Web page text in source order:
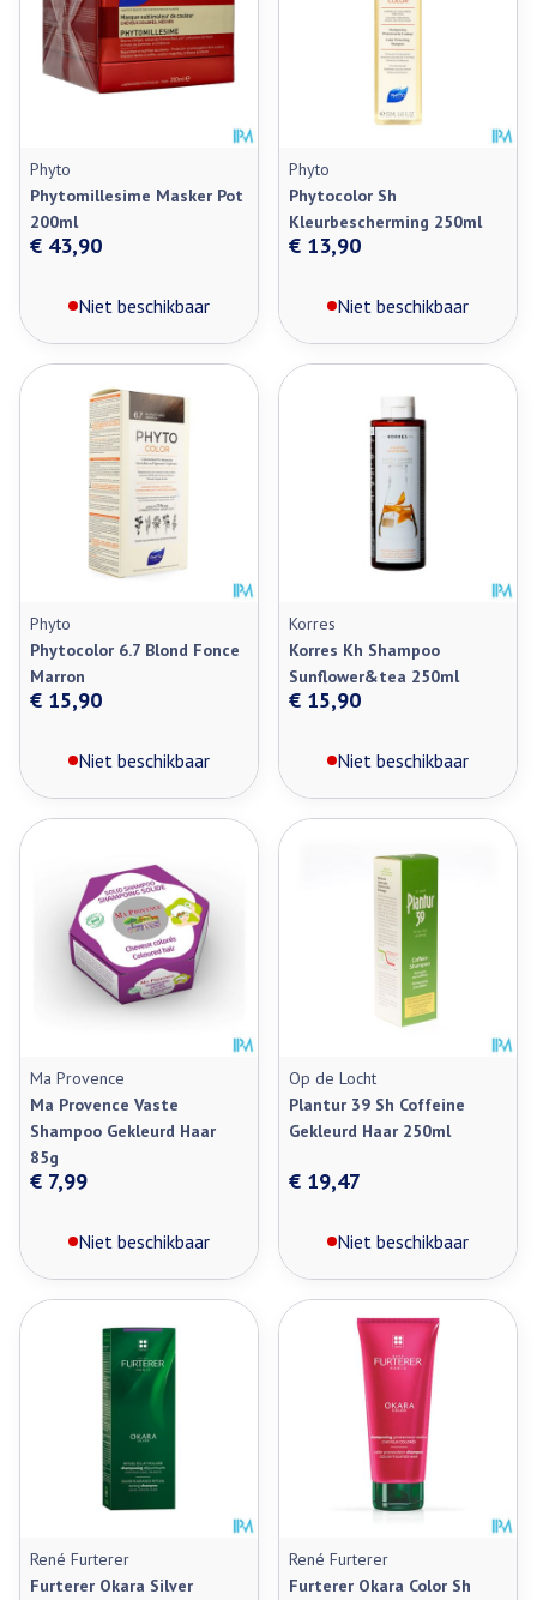
Phyto
Phytomillesime Masker Pot
200ml
€ 43,90
Niet beschikbaar
Phyto
Phytocolor Sh
Kleurbescherming 250ml
€ 13,90
Niet beschikbaar
Phyto
Phytocolor 6.7 Blond Fonce
Marron
€ 15,90
Niet beschikbaar
Korres
Korres Kh Shampoo
Sunflower&tea 250ml
€ 15,90
Niet beschikbaar
Ma Provence
Ma Provence Vaste
Shampoo Gekleurd Haar
85g
€ 7,99
Niet beschikbaar
Op de Locht
Plantur 39 Sh Coffeine
Gekleurd Haar 250ml
€ 19,47
Niet beschikbaar
René Furterer
Furterer Okara Silver
René Furterer
Furterer Okara Color Sh